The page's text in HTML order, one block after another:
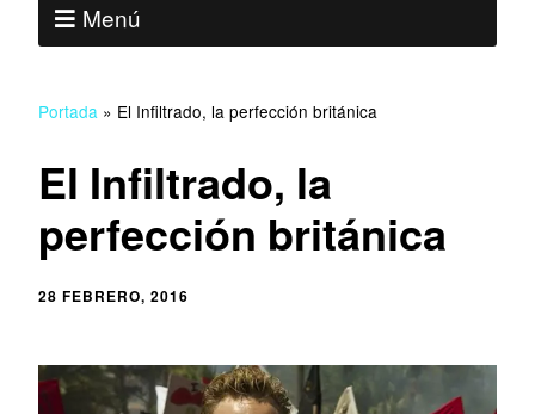
Menú
Portada » El Infiltrado, la perfección británica
El Infiltrado, la
perfección británica
28 FEBRERO, 2016